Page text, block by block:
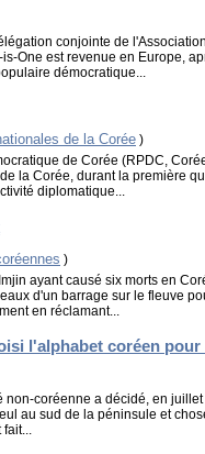
conjointe de
One est revenue en Europe,
démocratique...
de la Corée )
de Corée (RPDC,
la Corée, durant la première
diplomatique...
)
ayant causé six morts en
d'un barrage sur le fleuve
en réclamant...
l'alphabet coréen
non-coréenne a décidé, en
au sud de la péninsule et
fait...